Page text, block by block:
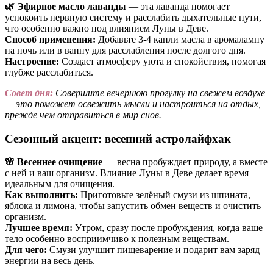
🌿 Эфирное масло лаванды — эта лаванда помогает
успокоить нервную систему и расслабить дыхательные пути,
что особенно важно под влиянием Луны в Деве.
Способ применения: Добавьте 3-4 капли масла в аромалампу
на ночь или в ванну для расслабления после долгого дня.
Настроение: Создаст атмосферу уюта и спокойствия, помогая
глубже расслабиться.
Совет дня: Совершите вечернюю прогулку на свежем воздухе
— это поможет освежить мысли и настроиться на отдых,
прежде чем отправиться в мир снов.
Сезонный акцент: весенний астролайфхак
🌸 Весеннее очищение — весна пробуждает природу, а вместе
с ней и ваш организм. Влияние Луны в Деве делает время
идеальным для очищения.
Как выполнить: Приготовьте зелёный смузи из шпината,
яблока и лимона, чтобы запустить обмен веществ и очистить
организм.
Лучшее время: Утром, сразу после пробуждения, когда ваше
тело особенно восприимчиво к полезным веществам.
Для чего: Смузи улучшит пищеварение и подарит вам заряд
энергии на весь день.